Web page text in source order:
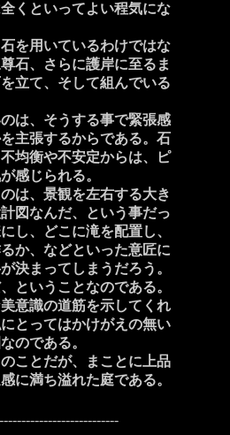
くといってよい程気にな
を用いているわけではな
石、さらに護岸に至るま
立て、そして組んでいる
は、そうする事で緊張感
主張するからである。石
均衡や不安定からは、ピ
感じられる。
は、景観を左右する大き
図なんだ、という事だっ
し、どこに滝を配置し、
か、などといった意匠に
決まってしまうだろう。
ということなのである。
意識の道筋を示してくれ
とってはかけがえの無い
のである。
ことだが、まことに上品
に満ち溢れた庭である。